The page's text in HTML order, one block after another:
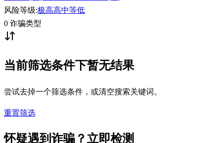
风险等级:极高高中等低
0 诈骗类型
当前筛选条件下暂无结果
尝试去掉一个筛选条件，或清空搜索关键词。
重置筛选
怀疑遇到诈骗？立即检测